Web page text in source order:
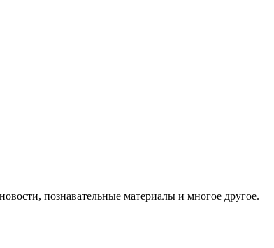
познавательные материалы и многое другое.